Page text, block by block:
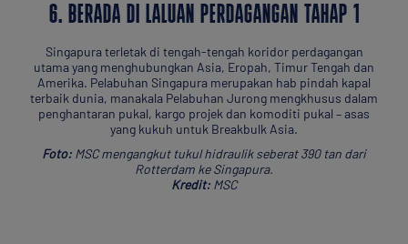
6. BERADA DI LALUAN PERDAGANGAN TAHAP 1
Singapura terletak di tengah-tengah koridor perdagangan
utama yang menghubungkan Asia, Eropah, Timur Tengah dan
Amerika. Pelabuhan Singapura merupakan hab pindah kapal
terbaik dunia, manakala Pelabuhan Jurong mengkhusus dalam
penghantaran pukal, kargo projek dan komoditi pukal – asas
yang kukuh untuk Breakbulk Asia.
Foto: MSC mengangkut tukul hidraulik seberat 390 tan dari
Rotterdam ke Singapura.
Kredit: MSC